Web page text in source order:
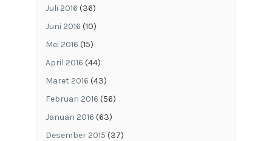
Juli 2016 (36)
Juni 2016 (10)
Mei 2016 (15)
April 2016 (44)
Maret 2016 (43)
Februari 2016 (56)
Januari 2016 (63)
Desember 2015 (37)